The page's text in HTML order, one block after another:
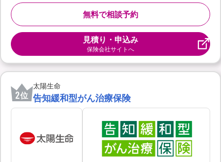
無料で相談予約
見積り・申込み
保険会社サイトへ
2位
太陽生命
告知緩和型がん治療保険